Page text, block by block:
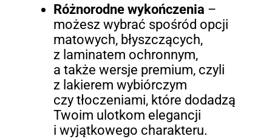
Różnorodne wykończenia –
możesz wybrać spośród opcji
matowych, błyszczących,
z laminatem ochronnym,
a także wersje premium, czyli
z lakierem wybiórczym
czy tłoczeniami, które dodadzą
Twoim ulotkom elegancji
i wyjątkowego charakteru.